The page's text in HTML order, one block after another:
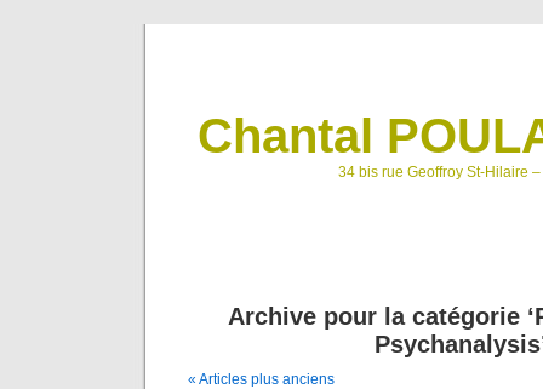
Chantal
34 bis rue Geoffroy St-Hilaire
Archive pour la catégorie
« Articles plus anciens